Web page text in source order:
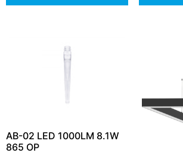
AB-02 LED 1000LM 8.1W
865 OP